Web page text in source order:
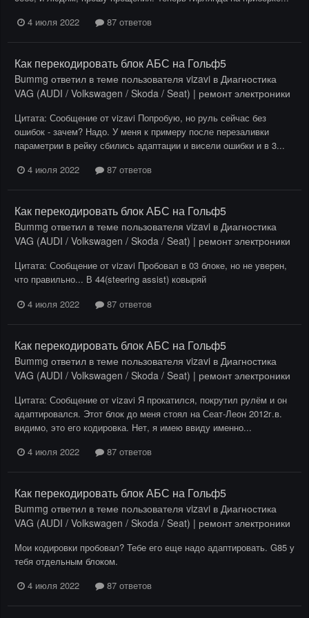
4 июля 2022
87 ответов
Как перекодировать блок АБС на Гольф5
Bummg ответил в теме пользователя vizavi в Диагностика
VAG (AUDI / Volkswagen / Skoda / Seat) | ремонт электроники
Цитата: Сообщение от vizavi Попробую, но руль сейчас без
ошибок - зачем? Надо. У меня к примеру после перезаливки
параметрии в рейку сбились адаптации и висели ошибки и в 3...
4 июля 2022
87 ответов
Как перекодировать блок АБС на Гольф5
Bummg ответил в теме пользователя vizavi в Диагностика
VAG (AUDI / Volkswagen / Skoda / Seat) | ремонт электроники
Цитата: Сообщение от vizavi Пробовал в 03 блоке, но не уверен,
что правильно... В 44(steering assist) ковыряй
4 июля 2022
87 ответов
Как перекодировать блок АБС на Гольф5
Bummg ответил в теме пользователя vizavi в Диагностика
VAG (AUDI / Volkswagen / Skoda / Seat) | ремонт электроники
Цитата: Сообщение от vizavi Я прокатился, покрутил рулём и он
адаптировался. Этот блок до меня стоял на Сеат-Леон 2012г.в.
видимо, это его кодировка. Нет, я имею ввиду именно...
4 июля 2022
87 ответов
Как перекодировать блок АБС на Гольф5
Bummg ответил в теме пользователя vizavi в Диагностика
VAG (AUDI / Volkswagen / Skoda / Seat) | ремонт электроники
Мои кодировки пробовал? Тебе его еще надо адаптировать. G85 у
тебя отдельным блоком.
4 июля 2022
87 ответов